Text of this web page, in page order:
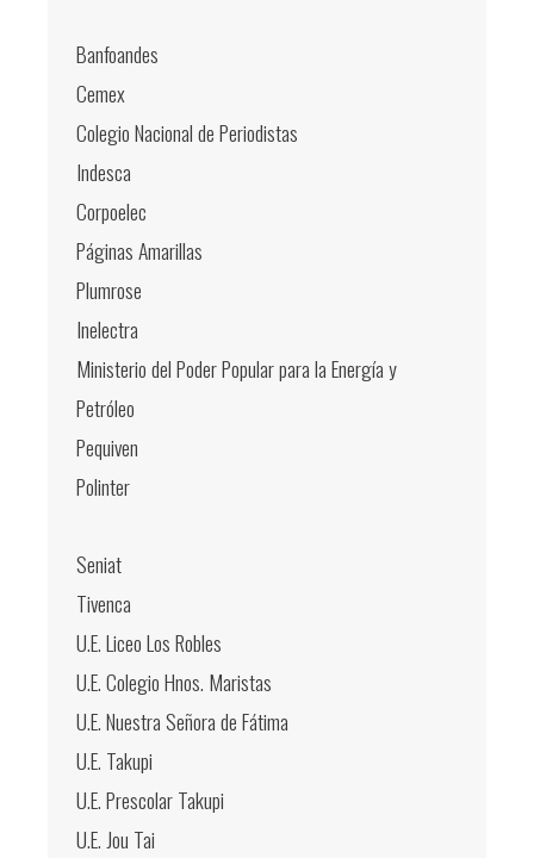
Banfoandes
Cemex
Colegio Nacional de Periodistas
Indesca
Corpoelec
Páginas Amarillas
Plumrose
Inelectra
Ministerio del Poder Popular para la Energía y
Petróleo
Pequiven
Polinter
Seniat
Tivenca
U.E. Liceo Los Robles
U.E. Colegio Hnos. Maristas
U.E. Nuestra Señora de Fátima
U.E. Takupi
U.E. Prescolar Takupi
U.E. Jou Tai